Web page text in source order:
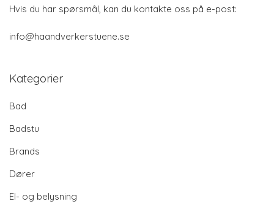
Hvis du har spørsmål, kan du kontakte oss på e-post:
info@haandverkerstuene.se
Kategorier
Bad
Badstu
Brands
Dører
El- og belysning